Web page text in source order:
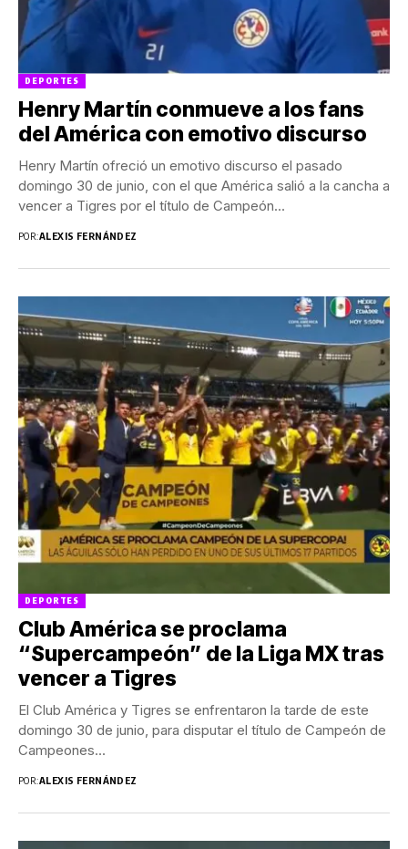
DEPORTES
Henry Martín conmueve a los fans
del América con emotivo discurso
Henry Martín ofreció un emotivo discurso el pasado
domingo 30 de junio, con el que América salió a la cancha a
vencer a Tigres por el título de Campeón...
POR:ALEXIS FERNÁNDEZ
DEPORTES
Club América se proclama
“Supercampeón” de la Liga MX tras
vencer a Tigres
El Club América y Tigres se enfrentaron la tarde de este
domingo 30 de junio, para disputar el título de Campeón de
Campeones...
POR:ALEXIS FERNÁNDEZ